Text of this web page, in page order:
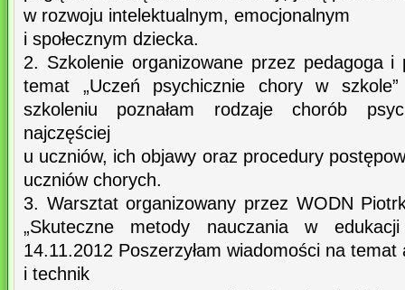
w rozwoju intelektualnym, emocjonalnym
i społecznym dziecka.
2. Szkolenie organizowane przez pedagoga i
temat „Uczeń psychicznie chory w
szkoleniu poznałam rodzaje chorób
najczęściej
u uczniów, ich objawy oraz procedury
uczniów chorych.
3. Warsztat organizowany przez WODN
„Skuteczne metody nauczania w
14.11.2012 Poszerzyłam wiadomości na
i technik